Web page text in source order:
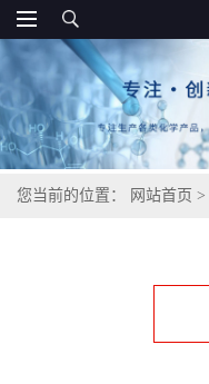
您当前的位置： 网站首页 >